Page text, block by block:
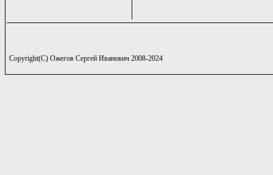
Copyright(C) Ожегов Сергей Иванович 2008-2024